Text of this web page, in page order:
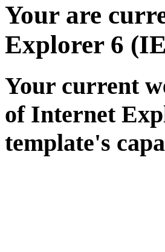
Your are
Explorer 6
Your current
of Internet
template's